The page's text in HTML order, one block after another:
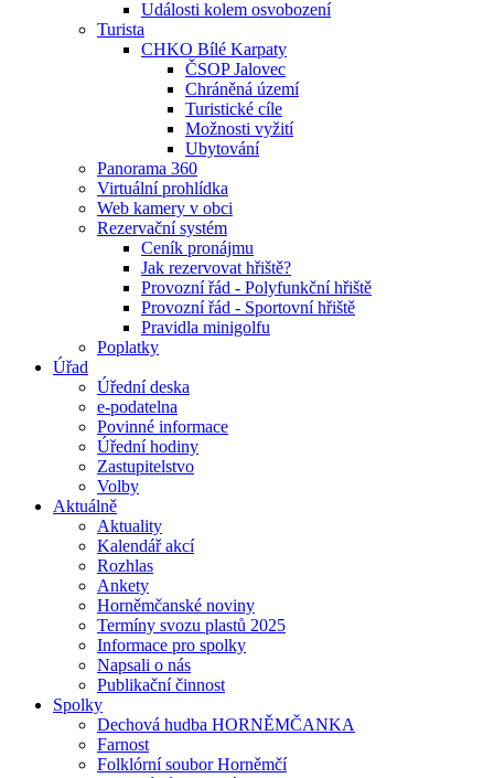
Události kolem osvobození
Turista
CHKO Bílé Karpaty
ČSOP Jalovec
Chráněná území
Turistické cíle
Možnosti vyžití
Ubytování
Panorama 360
Virtuální prohlídka
Web kamery v obci
Rezervační systém
Ceník pronájmu
Jak rezervovat hřiště?
Provozní řád - Polyfunkční hřiště
Provozní řád - Sportovní hřiště
Pravidla minigolfu
Poplatky
Úřad
Úřední deska
e-podatelna
Povinné informace
Úřední hodiny
Zastupitelstvo
Volby
Aktuálně
Aktuality
Kalendář akcí
Rozhlas
Ankety
Horněmčanské noviny
Termíny svozu plastů 2025
Informace pro spolky
Napsali o nás
Publikační činnost
Spolky
Dechová hudba HORNĚMČANKA
Farnost
Folklórní soubor Horněmčí